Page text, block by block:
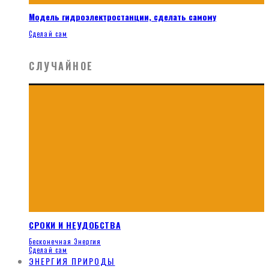
Модель гидроэлектростанции, сделать самому
Сделай сам
СЛУЧАЙНОЕ
СРОКИ И НЕУДОБСТВА
Бесконечная Энергия
Сделай сам
ЭНЕРГИЯ ПРИРОДЫ